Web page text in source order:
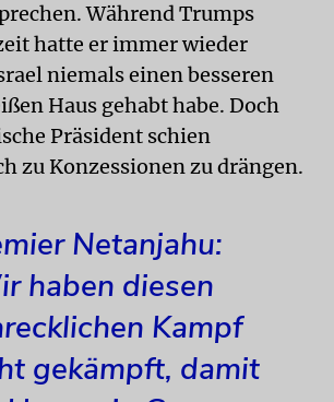
Während Trumps
hatte er immer wieder
niemals einen besseren
Haus gehabt habe. Doch
Präsident schien
zu Konzessionen zu drängen.
Netanjahu:
haben diesen
Kampf
gekämpft, damit